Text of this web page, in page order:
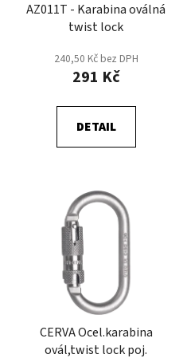
AZ011T - Karabina oválná
twist lock
240,50 Kč bez DPH
291 Kč
DETAIL
CERVA Ocel.karabina
ovál,twist lock poj.